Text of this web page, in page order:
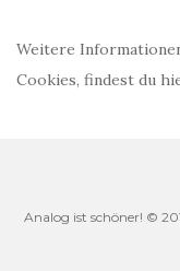
Weitere
Cookies, findest du
Analog ist schöner! ©